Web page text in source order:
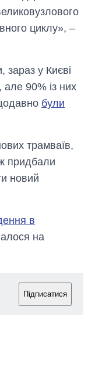
циклу», –
зараз у Києві
але 90% із них
були
трамваїв,
придбали
новий
в
на
Підписатися
вирощували в
Україні до і під час
великої війни